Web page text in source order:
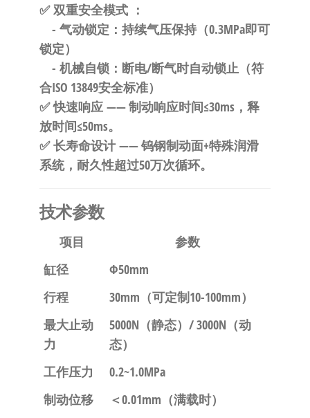
✅双重安全模式：
- 气动锁定 ：持续气压保持（0.3MPa即可
锁定）
- 机械自锁：断电/断气时自动锁止（符
合ISO 13849安全标准）
✅快速响应—— 制动响应时间≤30ms，释
放时间≤50ms。
✅长寿命设计—— 钨钢制动面+特殊润滑
系统，耐久性超过50万次循环。
技术参数
项目
参数
缸径
Φ50mm
行程
30mm（可定制10-100mm）
最大止动
力
5000N（静态）/ 3000N（动
态）
工作压力
0.2~1.0MPa
制动位移
＜0.01mm（满载时）